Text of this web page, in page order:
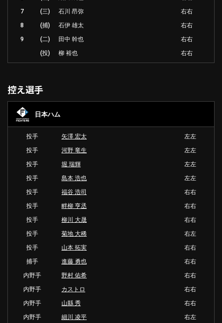
7
(三) 石川 昂弥
右右
8
(捕) 石伊 雄太
右右
9
(二) 田中 幹也
右右
(投)
柳 裕也 右右
控え選手
日本ハム
投手 矢澤 宏太
左左
投手
河野 竜生
左左
投手
堀 瑞輝
左左
投手
島本 浩也
左左
投手
福谷 浩司
右右
投手
畔柳 亨丞
右右
投手
柳川 大晟
右右
投手
菊地 大稀
右左
投手
山本 拓実
右右
捕手
進藤 勇也
右右
内野手
野村 佑希
右右
内野手
カストロ
右右
内野手
山縣 秀
右右
内野手
細川 凌平
右左